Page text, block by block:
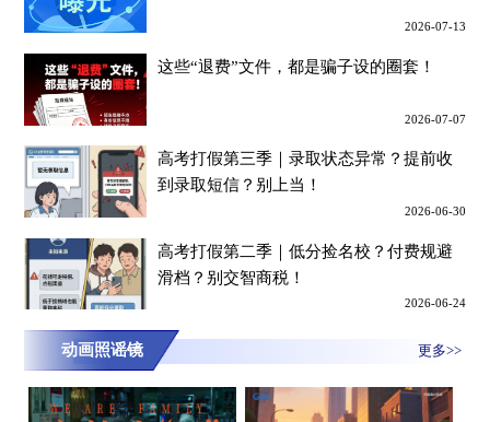
2026-07-13
这些“退费”文件，都是骗子设的圈套！
2026-07-07
高考打假第三季｜录取状态异常？提前收
到录取短信？别上当！
2026-06-30
高考打假第二季｜低分捡名校？付费规避
滑档？别交智商税！
2026-06-24
动画照谣镜 更多>>